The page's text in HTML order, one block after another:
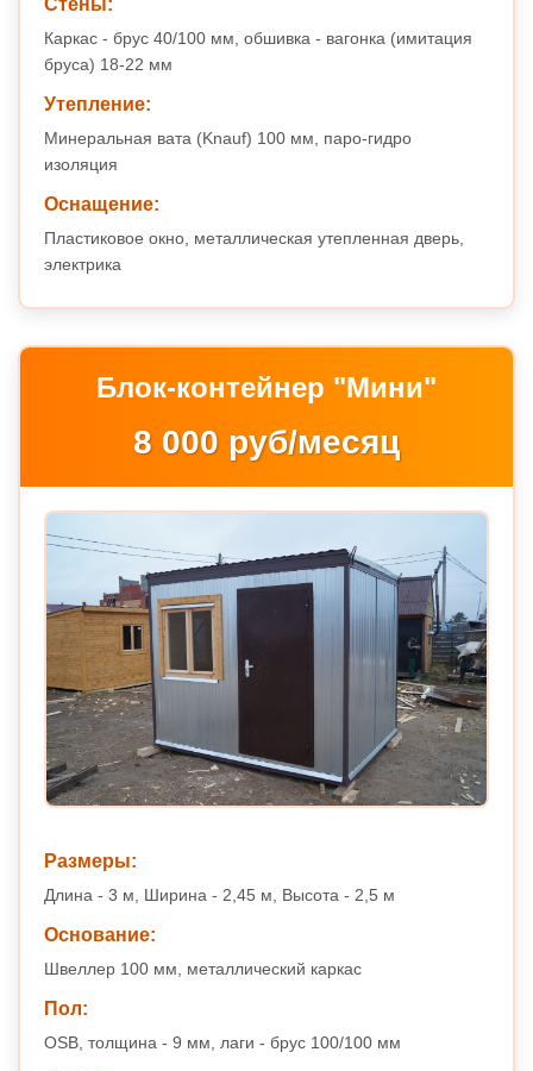
Стены:
Каркас - брус 40/100 мм, обшивка - вагонка (имитация
бруса) 18-22 мм
Утепление:
Минеральная вата (Knauf) 100 мм, паро-гидро
изоляция
Оснащение:
Пластиковое окно, металлическая утепленная дверь,
электрика
Блок-контейнер "Мини"
8 000 руб/месяц
Размеры:
Длина - 3 м, Ширина - 2,45 м, Высота - 2,5 м
Основание:
Швеллер 100 мм, металлический каркас
Пол:
OSB, толщина - 9 мм, лаги - брус 100/100 мм